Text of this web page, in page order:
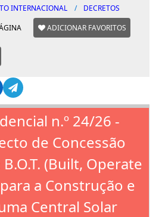
INTERNACIONAL
DECRETOS
ADICIONAR FAVORITOS
n.º 24/26 -
de Concessão
(Built, Operate
a Construção e
Central Solar